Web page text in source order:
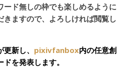
ード無しの枠でも楽しめるように
きますので、よろしければ閲覧し
新し、 pixivfanbox内の任意創
を発表します。